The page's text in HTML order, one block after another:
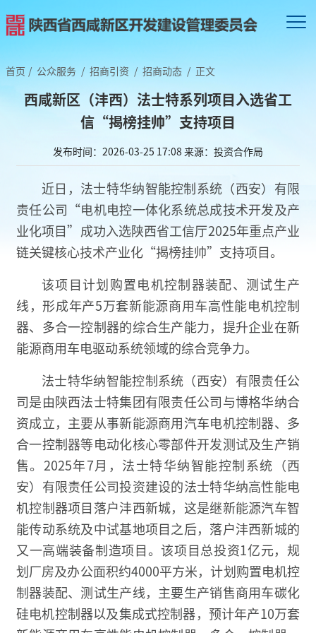
首页 / 公众服务 / 招商引资 / 招商动态 / 正文
西咸新区（沣西）法士特系列项目入选省工
信“揭榜挂帅”支持项目
发布时间：2026-03-25 17:08 来源：投资合作局
近日，法士特华纳智能控制系统（西安）有限
责任公司“电机电控一体化系统总成技术开发及产
业化项目”成功入选陕西省工信厅2025年重点产业
链关键核心技术产业化“揭榜挂帅”支持项目。
该项目计划购置电机控制器装配、测试生产
线，形成年产5万套新能源商用车高性能电机控制
器、多合一控制器的综合生产能力，提升企业在新
能源商用车电驱动系统领域的综合竞争力。
法士特华纳智能控制系统（西安）有限责任公
司是由陕西法士特集团有限责任公司与博格华纳合
资成立，主要从事新能源商用汽车电机控制器、多
合一控制器等电动化核心零部件开发测试及生产销
售。2025年7月，法士特华纳智能控制系统（西
安）有限责任公司投资建设的法士特华纳高性能电
机控制器项目落户沣西新城，这是继新能源汽车智
能传动系统及中试基地项目之后，落户沣西新城的
又一高端装备制造项目。该项目总投资1亿元，规
划厂房及办公面积约4000平方米，计划购置电机控
制器装配、测试生产线，主要生产销售商用车碳化
硅电机控制器以及集成式控制器，预计年产10万套